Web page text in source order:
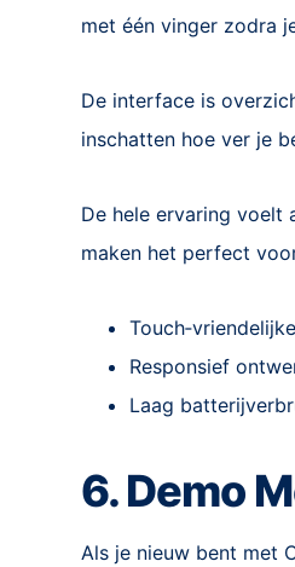
met één vinger zodra
De interface is
inschatten hoe ver je
De hele ervaring
maken het perfect
Responsief
Laag
6. Demo
Als je nieuw bent met